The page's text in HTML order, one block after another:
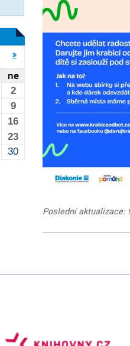
Poslední aktualizace:
ne
2
9
16
23
30